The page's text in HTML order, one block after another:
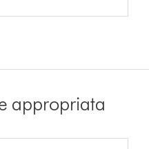
appropriata